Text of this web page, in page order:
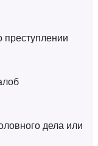
дела или